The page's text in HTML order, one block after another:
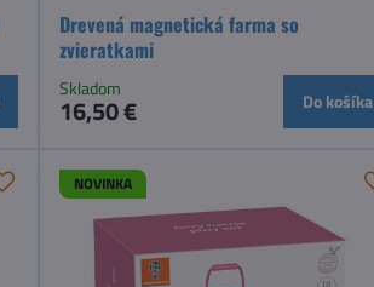
Drevená magnetická farma so
zvieratkami
Skladom
16,50 € Do košíka
NOVINKA